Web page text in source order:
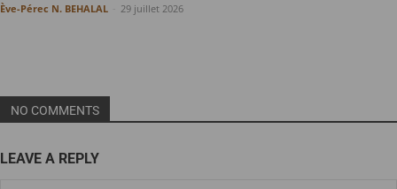
Ève-Pérec N. BEHALAL 29 juillet 2026
NO COMMENTS
LEAVE A REPLY